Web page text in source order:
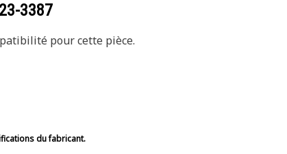
3387
pour cette pièce.
du fabricant.